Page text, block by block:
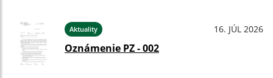
Aktuality 16. JÚL 2026
Oznámenie PZ - 002